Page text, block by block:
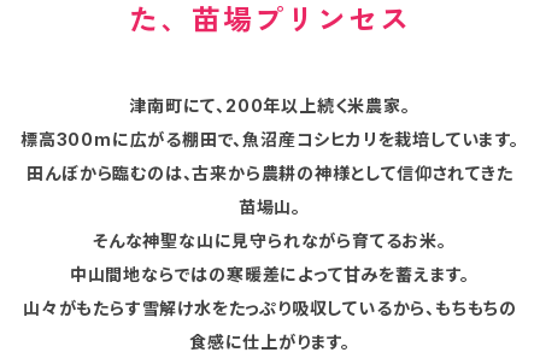
た、苗場プリンセス
津南町にて、200年以上続く米農家。
標高300mに広がる棚田で、魚沼産コシヒカリを栽培しています。
田んぼから臨むのは、古来から農耕の神様として信仰されてきた
苗場山。
そんな神聖な山に見守られながら育てるお米。
中山間地ならではの寒暖差によって甘みを蓄えます。
山々がもたらす雪解け水をたっぷり吸収しているから、もちもちの
食感に仕上がります。